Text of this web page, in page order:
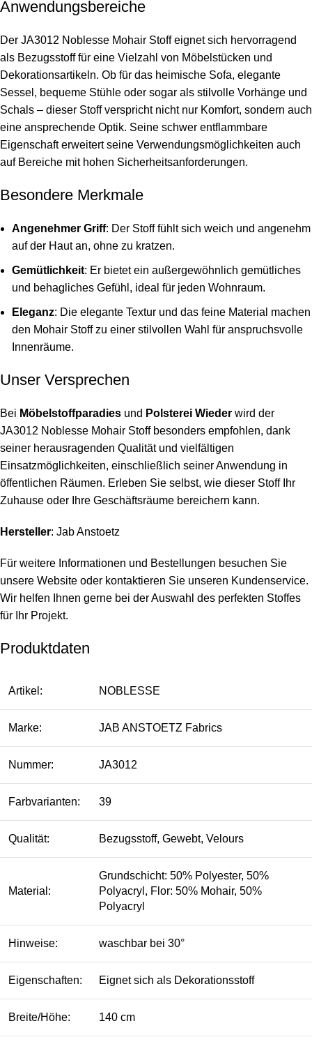
Anwendungsbereiche
Der JA3012 Noblesse Mohair Stoff eignet sich hervorragend
als Bezugsstoff für eine Vielzahl von Möbelstücken und
Dekorationsartikeln. Ob für das heimische Sofa, elegante
Sessel, bequeme Stühle oder sogar als stilvolle Vorhänge und
Schals – dieser Stoff verspricht nicht nur Komfort, sondern auch
eine ansprechende Optik. Seine schwer entflammbare
Eigenschaft erweitert seine Verwendungsmöglichkeiten auch
auf Bereiche mit hohen Sicherheitsanforderungen.
Besondere Merkmale
Angenehmer Griff: Der Stoff fühlt sich weich und angenehm
auf der Haut an, ohne zu kratzen.
Gemütlichkeit: Er bietet ein außergewöhnlich gemütliches
und behagliches Gefühl, ideal für jeden Wohnraum.
Eleganz: Die elegante Textur und das feine Material machen
den Mohair Stoff zu einer stilvollen Wahl für anspruchsvolle
Innenräume.
Unser Versprechen
Bei Möbelstoffparadies und Polsterei Wieder wird der
JA3012 Noblesse Mohair Stoff besonders empfohlen, dank
seiner herausragenden Qualität und vielfältigen
Einsatzmöglichkeiten, einschließlich seiner Anwendung in
öffentlichen Räumen. Erleben Sie selbst, wie dieser Stoff Ihr
Zuhause oder Ihre Geschäftsräume bereichern kann.
Hersteller: Jab Anstoetz
Für weitere Informationen und Bestellungen besuchen Sie
unsere Website oder kontaktieren Sie unseren Kundenservice.
Wir helfen Ihnen gerne bei der Auswahl des perfekten Stoffes
für Ihr Projekt.
Produktdaten
Artikel: NOBLESSE
Marke: JAB ANSTOETZ Fabrics
Nummer: JA3012
Farbvarianten: 39
Qualität: Bezugsstoff, Gewebt, Velours
Material:
Grundschicht: 50% Polyester, 50%
Polyacryl, Flor: 50% Mohair, 50%
Polyacryl
Hinweise: waschbar bei 30°
Eigenschaften: Eignet sich als Dekorationsstoff
Breite/Höhe: 140 cm